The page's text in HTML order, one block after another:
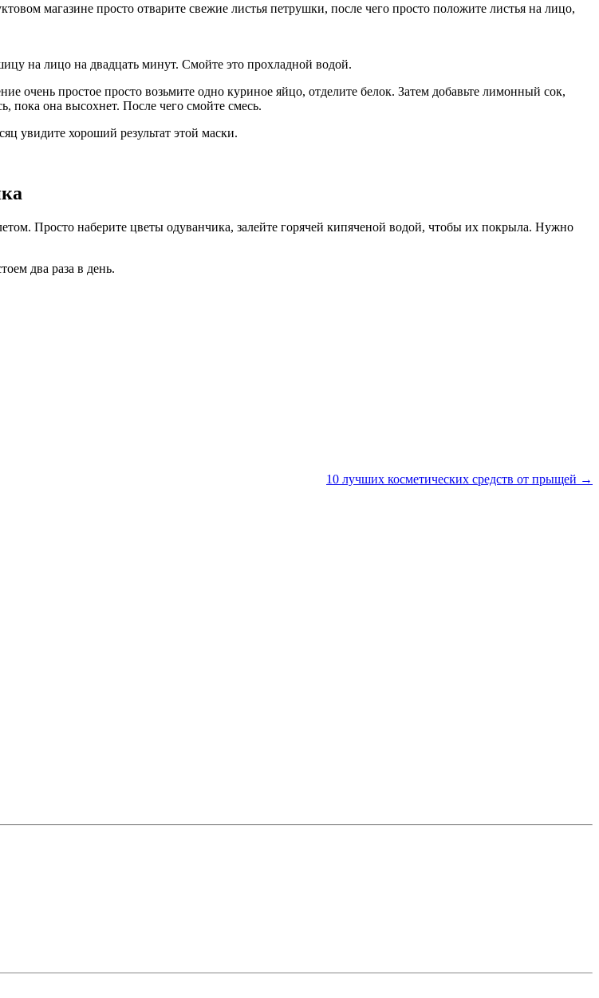
магазине просто отварите свежие листья петрушки, после чего просто положите листья на лицо,
на лицо на двадцать минут. Смойте это прохладной водой.
очень простое просто возьмите одно куриное яйцо, отделите белок. Затем добавьте лимонный сок,
пока она высохнет. После чего смойте смесь.
увидите хороший результат этой маски.
Просто наберите цветы одуванчика, залейте горячей кипяченой водой, чтобы их покрыла. Нужно
два раза в день.
10 лучших косметических средств от прыщей →